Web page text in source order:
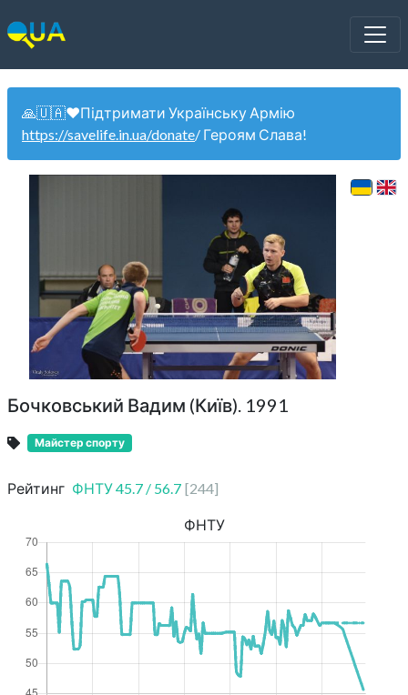
🙏🇺🇦❤️Підтримати Українську Армію
https://savelife.in.ua/donate/ Героям Слава!
Бочковський Вадим (Київ). 1991
Майстер спорту
Рейтинг ФНТУ45.7 / 56.7 [244]
ФНТУ